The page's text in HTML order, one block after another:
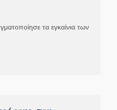
τα εγκαίνια των